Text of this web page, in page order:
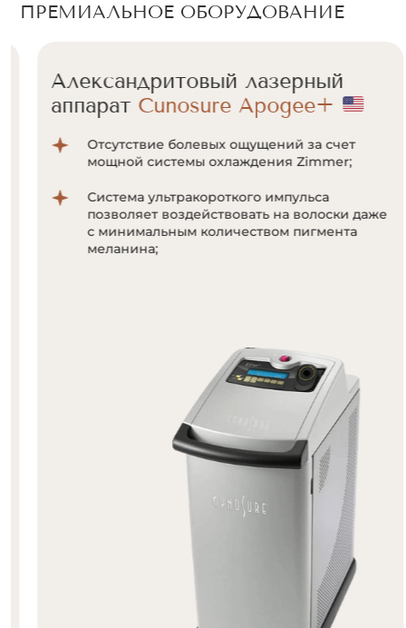
ПРЕМИАЛЬНОЕ ОБОРУДОВАНИЕ
Александритовый лазерный
аппаратCunosure Apogee+
Отсутствие болевых ощущений за счет
мощной системы охлаждения Zimmer;
Система ультракороткого импульса
позволяет воздействовать на волоски даже
с минимальным количеством пигмента
меланина;